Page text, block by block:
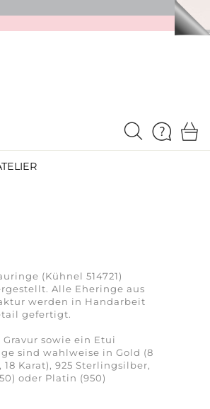
(Kühnel 514721)
Alle Eheringe aus
werden in Handarbeit
gefertigt.
sowie ein Etui
sind wahlweise in Gold (8
18 Karat), 925 Sterlingsilber,
oder Platin (950)